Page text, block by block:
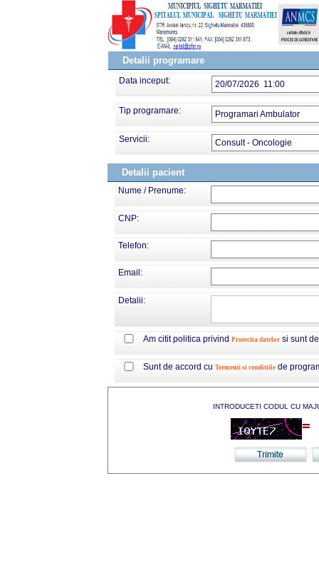
Detalii programare
Data inceput: 20/07/2026 11:00
Tip programare: Programari Ambulator
Servicii: Consult - Oncologie
Detalii pacient
Nume / Prenume:
CNP:
Telefon:
Email:
Detalii:
Am citit politica privind Protectia datelor si sunt
Sunt de accord cu Termenii si conditiile de
INTRODUCETI CODUL CU
=